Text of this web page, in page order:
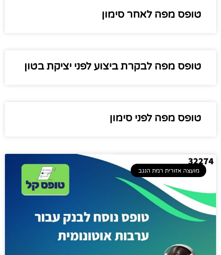
טופס מפה לאחר סימון
טופס מפה לבקרת ביצוע לפני יציקת בטון
טופס מפה לפני סימון
מועצה אזורית רמת הנגב